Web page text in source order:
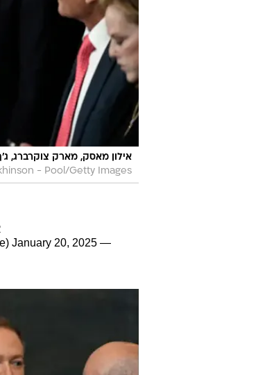
אילון מאסק, מארק צוקרברג,
- Pool/Getty Images
— DogeDesigner (@cb_doge)
January 20, 2025